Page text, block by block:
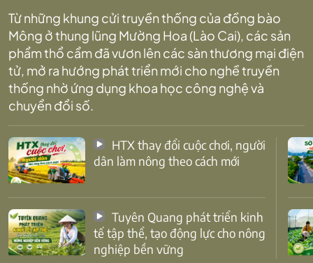
Từ những khung cửi truyền thống của đồng bào
Mông ở thung lũng Mường Hoa (Lào Cai), các sản
phẩm thổ cẩm đã vươn lên các sàn thương mại điện
tử, mở ra hướng phát triển mới cho nghề truyền
thống nhờ ứng dụng khoa học công nghệ và
chuyển đổi số.
dân làm nông theo cách mới
tế tập thể, tạo động lực cho nông
nghiệp bền vững